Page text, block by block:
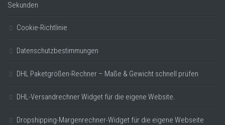
Sekunden
Cookie-Richtlinie
Datenschutzbestimmungen
DHL Paketgrößen-Rechner – Maße & Gewicht schnell prüfen
DHL-Versandrechner Widget für die eigene Website.
Dropshipping-Margenrechner-Widget für die eigene Webseite